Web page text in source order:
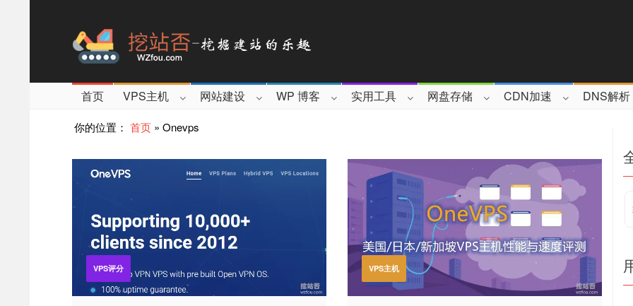
首页 VPS主机 网站建设 WP 博客 实用工具 网盘存储 CDN加速 DNS解析
你的位置： 首页 » Onevps
VPS评分 VPS主机